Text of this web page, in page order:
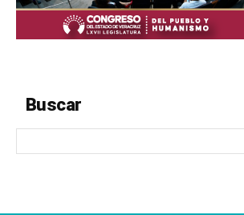
Buscar